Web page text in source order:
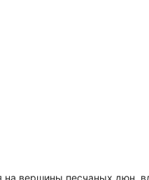
на вершины песчаных дюн,